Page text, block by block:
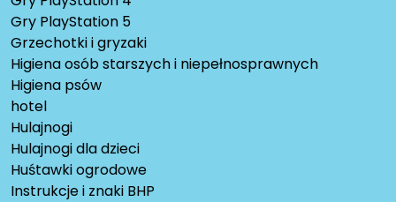
Gry PlayStation 5
Grzechotki i gryzaki
Higiena osób starszych i niepełnosprawnych
Higiena psów
hotel
Hulajnogi
Hulajnogi dla dzieci
Huśtawki ogrodowe
Instrukcje i znaki BHP